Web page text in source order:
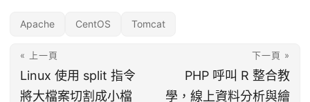
Apache CentOS Tomcat
« 上一頁
Linux 使用 split 指令
將大檔案切割成小檔
下一頁 »
PHP 呼叫 R 整合教
學，線上資料分析與繪